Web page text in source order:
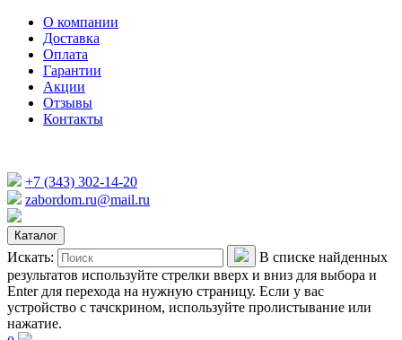
О компании
Доставка
Оплата
Гарантии
Акции
Отзывы
Контакты
+7 (343) 302-14-20
zabordom.ru@mail.ru
Каталог
Искать:
В списке найденных
результатов используйте стрелки вверх и вниз для выбора и
Enter для перехода на нужную страницу. Если у вас
устройство с тачскрином, используйте пролистывание или
нажатие.